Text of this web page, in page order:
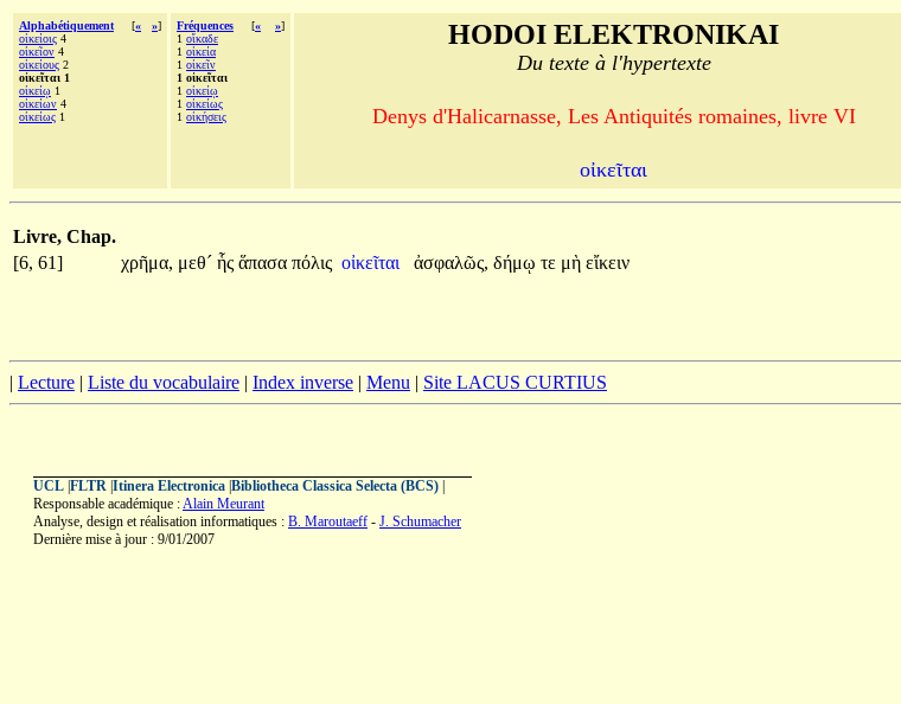
Alphabétiquement [« »]
οἰκείοις 4
οἰκεῖον 4
οἰκείους 2
οἰκεῖται 1
οἰκείῳ 1
οἰκείων 4
οἰκείως 1
Fréquences [« »]
1 οἴκαδε
1 οἰκεία
1 οἰκεῖν
1 οἰκεῖται
1 οἰκείῳ
1 οἰκείως
1 οἰκήσεις
HODOI ELEKTRONIKAI
Du texte à l'hypertexte
Denys d'Halicarnasse, Les Antiquités romaines, livre VI
οἰκεῖται
Livre, Chap.
[6, 61]
χρῆμα, μεθ´ ἧς ἅπασα πόλις οἰκεῖται ἀσφαλῶς, δήμῳ τε μὴ εἴκειν
| Lecture | Liste du vocabulaire | Index inverse | Menu | Site LACUS CURTIUS
UCL FLTR Itinera Electronica Bibliotheca Classica Selecta (BCS)
Responsable académique :Alain Meurant
Analyse, design et réalisation informatiques : B. Maroutaeff - J. Schumacher
Dernière mise à jour : 9/01/2007